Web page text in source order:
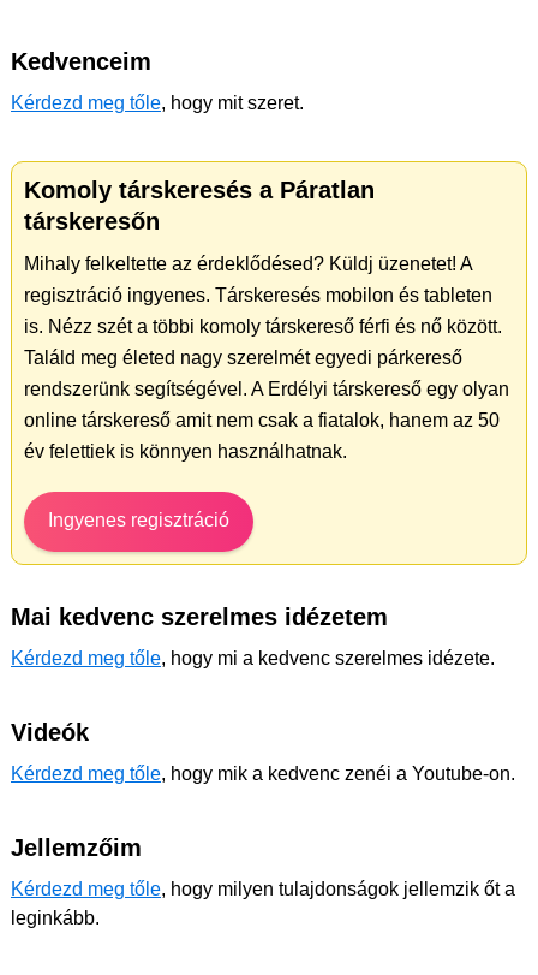
Kedvenceim
Kérdezd meg tőle, hogy mit szeret.
Komoly társkeresés a Páratlan
társkeresőn
Mihaly felkeltette az érdeklődésed? Küldj üzenetet! A
regisztráció ingyenes. Társkeresés mobilon és tableten
is. Nézz szét a többi komoly társkereső férfi és nő között.
Találd meg életed nagy szerelmét egyedi párkereső
rendszerünk segítségével. A Erdélyi társkereső egy olyan
online társkereső amit nem csak a fiatalok, hanem az 50
év felettiek is könnyen használhatnak.
Ingyenes regisztráció
Mai kedvenc szerelmes idézetem
Kérdezd meg tőle, hogy mi a kedvenc szerelmes idézete.
Videók
Kérdezd meg tőle, hogy mik a kedvenc zenéi a Youtube-on.
Jellemzőim
Kérdezd meg tőle, hogy milyen tulajdonságok jellemzik őt a
leginkább.